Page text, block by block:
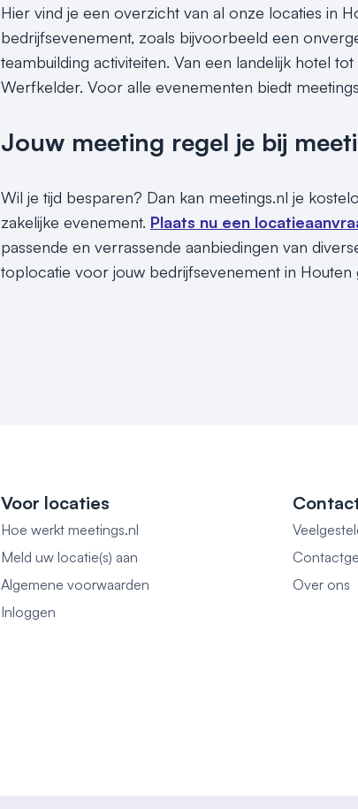
Hier vind je een overzicht van al onze locaties in
bedrijfsevenement, zoals bijvoorbeeld een
teambuilding activiteiten. Van een landelijk hotel
Werfkelder. Voor alle evenementen biedt
Jouw meeting regel je bij
Wil je tijd besparen? Dan kan meetings.nl je
zakelijke evenement. Plaats nu een
passende en verrassende aanbiedingen van
toplocatie voor jouw bedrijfsevenement in
Voor locaties
Hoe werkt meetings.nl
Meld uw locatie(s) aan
Algemene voorwaarden
Inloggen
Over ons